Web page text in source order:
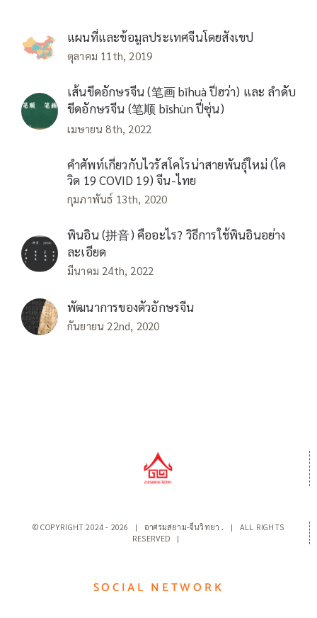
แผนที่และข้อมูลประเทศจีนโดยสังเขป
ตุลาคม 11th, 2019
เส้นขีดอักษรจีน (笔画 bǐhuà ปี่ฮว่า) และ ลำดับ
ขีดอักษรจีน (笔顺 bǐshùn ปี่ซุ่น)
เมษายน 8th, 2022
คำศัพท์เกี่ยวกับไวรัสโคโรน่าสายพันธุ์ใหม่ (โค
วิด 19 COVID 19) จีน-ไทย
กุมภาพันธ์ 13th, 2020
พินอิน (拼音) คืออะไร? วิธีการใช้พินอินอย่าง
ละเอียด
มีนาคม 24th, 2022
พัฒนาการของตัวอักษรจีน
กันยายน 22nd, 2020
© COPYRIGHT 2024 - 2026 | อาศรมสยาม-จีนวิทยา .
| ALL RIGHTS
RESERVED |
SOCIAL NETWORK